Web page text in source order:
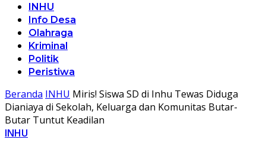
INHU
Info Desa
Olahraga
Kriminal
Politik
Peristiwa
Beranda INHU Miris! Siswa SD di Inhu Tewas Diduga
Dianiaya di Sekolah, Keluarga dan Komunitas Butar-
Butar Tuntut Keadilan
INHU